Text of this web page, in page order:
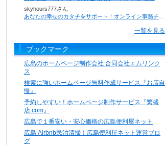
skyhours777さん
一覧を見る
ブックマーク
広島のホームページ制作会社 合同会社エムリンク
ス
検索に強いホームページ無料作成サービス『お店自
慢』
予約しやすい！ホームページ制作サービス『繁盛
店.com』
広島で１番安い・安心価格の広島便利屋ネット
広島 Airbnb民泊清掃！広島便利屋ネット運営ブロ
グ